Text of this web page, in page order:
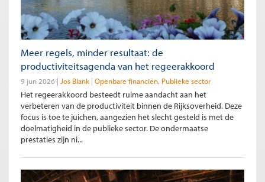
Meer regels, minder resultaat: de
productiviteitsagenda van het regeerakkoord
9 jun 2026 Jos Blank Openbare financiën Publieke sector
Het regeerakkoord besteedt ruime aandacht aan het
verbeteren van de productiviteit binnen de Rijksoverheid. Deze
focus is toe te juichen, aangezien het slecht gesteld is met de
doelmatigheid in de publieke sector. De ondermaatse
prestaties zijn ni...